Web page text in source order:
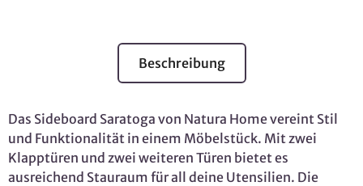
Beschreibung
Das Sideboard Saratoga von Natura Home vereint Stil
und Funktionalität in einem Möbelstück. Mit zwei
Klapptüren und zwei weiteren Türen bietet es
ausreichend Stauraum für all deine Utensilien. Die